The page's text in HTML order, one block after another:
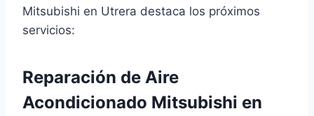
Mitsubishi en Utrera destaca los próximos
servicios:
Reparación de Aire
Acondicionado Mitsubishi en